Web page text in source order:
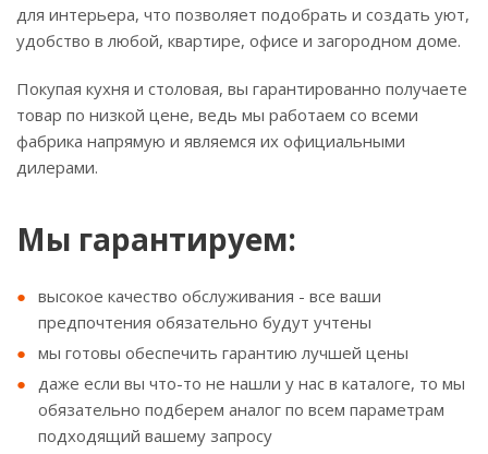
для интерьера, что позволяет подобрать и создать уют,
удобство в любой, квартире, офисе и загородном доме.
Покупая кухня и столовая, вы гарантированно получаете
товар по низкой цене, ведь мы работаем со всеми
фабрика напрямую и являемся их официальными
дилерами.
Мы гарантируем:
высокое качество обслуживания - все ваши
предпочтения обязательно будут учтены
мы готовы обеспечить гарантию лучшей цены
даже если вы что-то не нашли у нас в каталоге, то мы
обязательно подберем аналог по всем параметрам
подходящий вашему запросу